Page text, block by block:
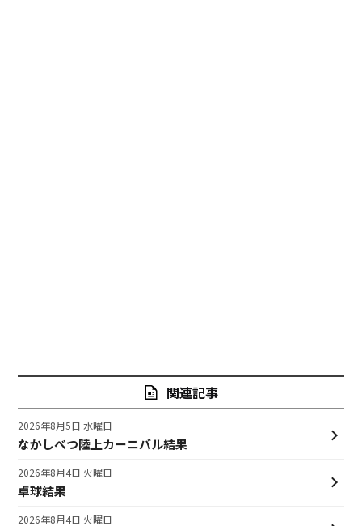
関連記事
なかしべつ陸上カーニバル結果
2026年8月5日 水曜日
卓球結果
2026年8月4日 火曜日
2026年8月4日 火曜日